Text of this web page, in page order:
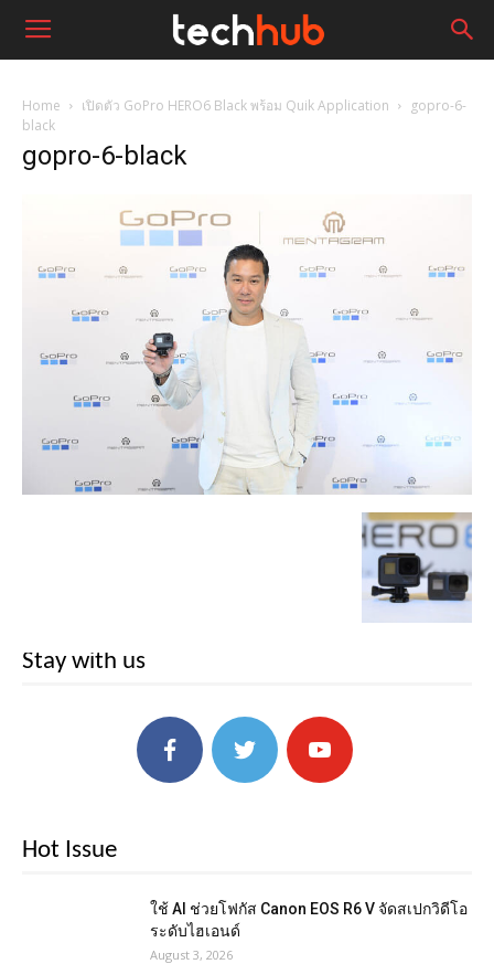
Home เปิดตัว GoPro HERO6 Black พร้อม Quik Application
gopro-6-
black
gopro-6-black
Stay with us
Hot Issue
ใช้ AI ช่วยโฟกัส Canon EOS R6 V จัดสเปกวิดีโอ
ระดับไฮเอนด์
August 3, 2026